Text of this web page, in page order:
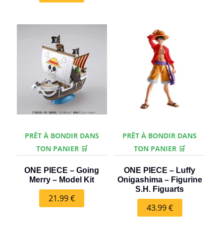
PRÊT À BONDIR DANS
TON PANIER 🛒
ONE PIECE – Going
Merry – Model Kit
21.99€
PRÊT À BONDIR DANS
TON PANIER 🛒
ONE PIECE – Luffy
Onigashima – Figurine
S.H. Figuarts
43.99€